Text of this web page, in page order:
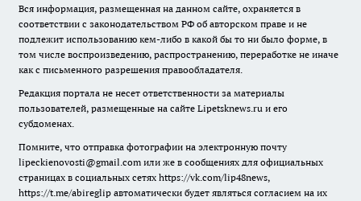
Вся информация, размещенная на данном сайте, охраняется в
соответствии с законодательством РФ об авторском праве и не
подлежит использованию кем-либо в какой бы то ни было форме, в
том числе воспроизведению, распространению, переработке не иначе
как с письменного разрешения правообладателя.
Редакция портала не несет ответственности за материалы
пользователей, размещенные на сайте Lipetsknews.ru и его
субдоменах.
Помните, что отправка фотографии на электронную почту
lipeckienovosti@gmail.com или же в сообщениях для официальных
страницах в социальных сетях https://vk.com/lip48news,
https://t.me/abireglip автоматически будет являться согласием на их